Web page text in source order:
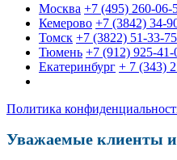
Москва +7 (495) 260-06-
Кемерово +7 (3842) 34-
Томск +7 (3822) 51-33-75
Тюмень +7 (912) 925-41-
Екатеринбург + 7 (343)
Политика
Уважаемые клиенты